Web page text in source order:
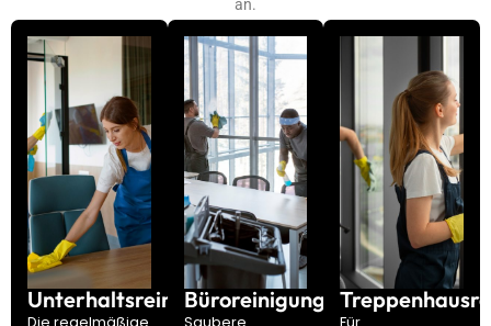
an.
UnterhaltsreinigungBüroreinigung